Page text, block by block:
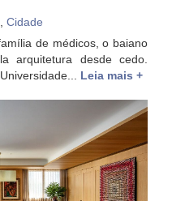
, Cidade
de médicos, o baiano
arquitetura desde cedo.
Leia mais +